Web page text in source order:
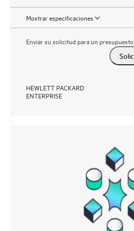
Mostrar especificaciones
Enviar su solicitud para un
HEWLETT PACKARD
ENTERPRISE